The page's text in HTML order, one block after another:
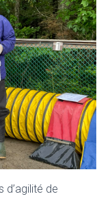
A
V
I
G
A
T
I
O
N
d’agilité de